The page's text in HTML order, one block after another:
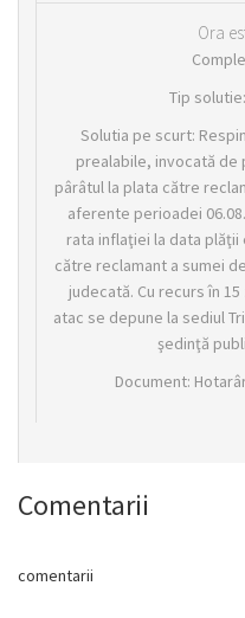
Ora
Tip
Solutia pe scurt:
prealabile, invocată de
pârâtul la plata către
aferente perioadei
rata inflaţiei la data
către reclamant a sumei
judecată. Cu recurs în
atac se depune la sediul
şedinţă
Document:
Comentarii
comentarii